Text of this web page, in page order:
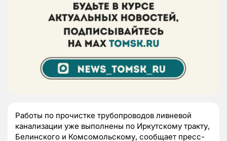
Работы по прочистке трубопроводов ливневой
канализации уже выполнены по Иркутскому тракту,
Белинского и Комсомольскому, сообщает пресс-